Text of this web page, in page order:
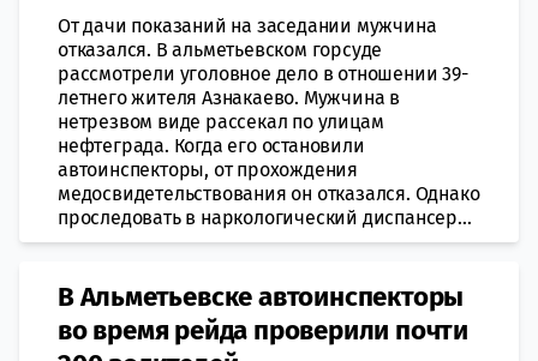
От дачи показаний на заседании мужчина
отказался. В альметьевском горсуде
рассмотрели уголовное дело в отношении 39-
летнего жителя Азнакаево. Мужчина в
нетрезвом виде рассекал по улицам
нефтеграда. Когда его остановили
автоинспекторы, от прохождения
медосвидетельствования он отказался. Однако
проследовать в наркологический диспансер...
В Альметьевске автоинспекторы
во время рейда проверили почти